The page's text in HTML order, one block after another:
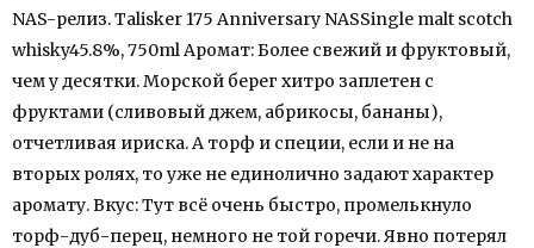
NAS-релиз. Talisker 175 Anniversary NASSingle malt scotch
whisky45.8%, 750ml Аромат: Более свежий и фруктовый,
чем у десятки. Морской берег хитро заплетен с
фруктами (сливовый джем, абрикосы, бананы),
отчетливая ириска. А торф и специи, если и не на
вторых ролях, то уже не единолично задают характер
аромату. Вкус: Тут всё очень быстро, промелькнуло
торф-дуб-перец, немного не той горечи. Явно потерял